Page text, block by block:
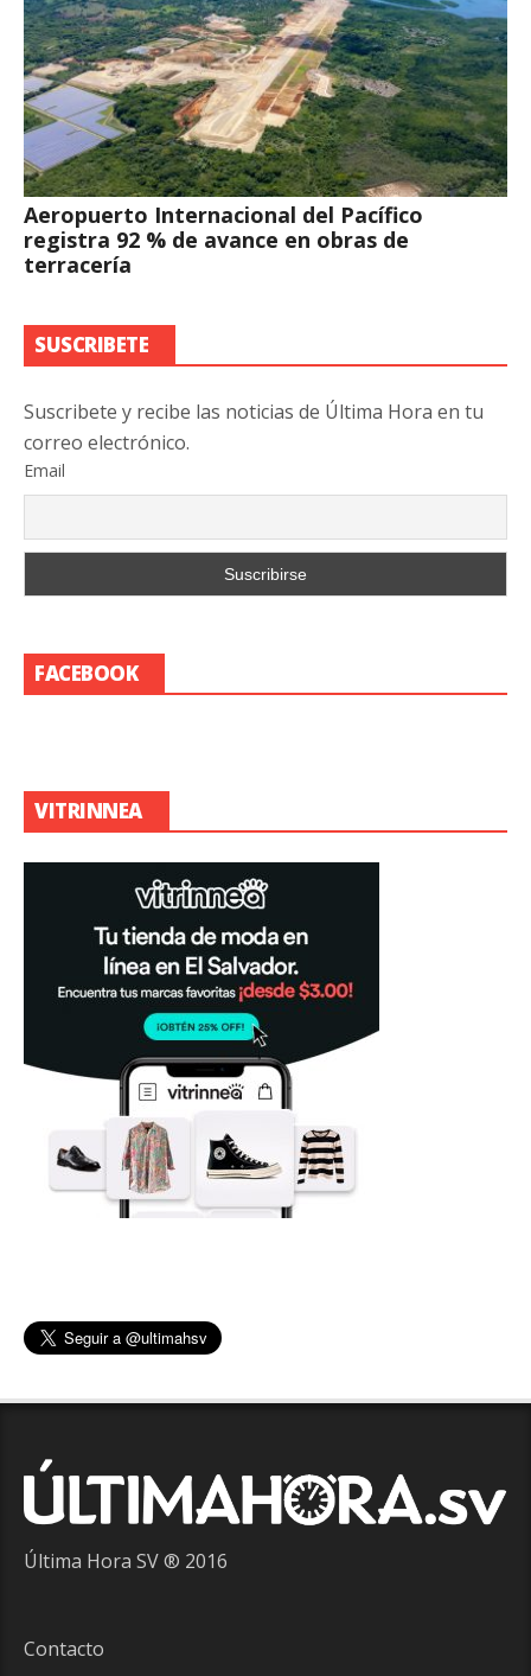
Aeropuerto Internacional del Pacífico
registra 92 % de avance en obras de
terracería
SUSCRIBETE
Suscribete y recibe las noticias de Última Hora en tu
correo electrónico.
Email
FACEBOOK
VITRINNEA
Última Hora SV ® 2016
Contacto